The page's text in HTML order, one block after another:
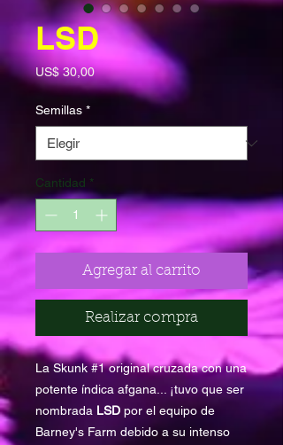
LSD
US$ 30,00Precio
Semillas *
Cantidad *
Agregar al carrito
Realizar compra
La Skunk #1 original cruzada con una
potente índica afgana... ¡tuvo que ser
nombrada LSD por el equipo de
Barney's Farm debido a su intenso